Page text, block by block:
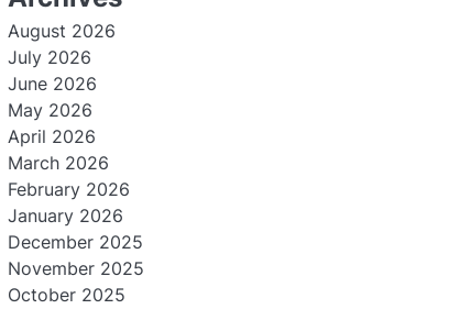
August 2026
July 2026
June 2026
May 2026
April 2026
March 2026
February 2026
January 2026
December 2025
November 2025
October 2025